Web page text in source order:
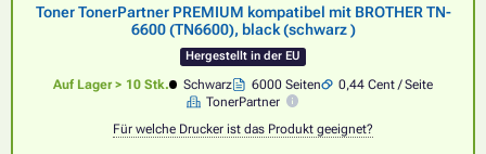
Toner TonerPartner PREMIUM kompatibel mit BROTHER TN-
6600 (TN6600), black (schwarz )
Hergestellt in der EU
Auf Lager > 10 Stk. Schwarz 6000 Seiten
0,44 Cent / Seite
TonerPartner
Für welche Drucker ist das Produkt geeignet?